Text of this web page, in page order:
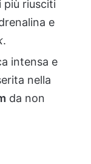
più riusciti
e
.
intensa e
nella
da non